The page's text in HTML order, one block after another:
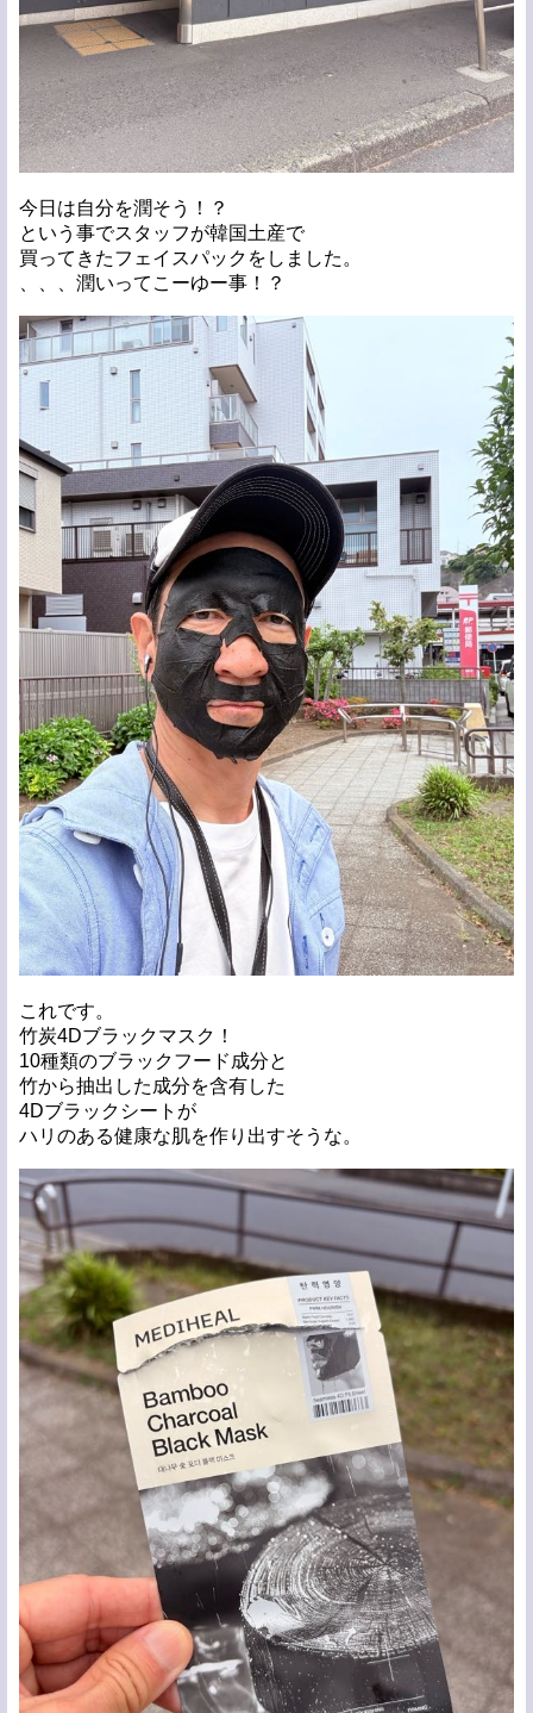
今日は自分を潤そう！？
という事でスタッフが韓国土産で
買ってきたフェイスパックをしました。
、、、潤いってこーゆー事！？
これです。
竹炭4Dブラックマスク！
10種類のブラックフード成分と
竹から抽出した成分を含有した
4Dブラックシートが
ハリのある健康な肌を作り出すそうな。